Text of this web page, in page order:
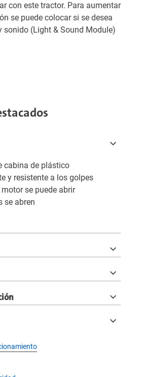
con este tractor. Para aumentar
se puede colocar si se desea
sonido (Light & Sound Module)
cabina de plástico
y resistente a los golpes
se puede abrir
se abren